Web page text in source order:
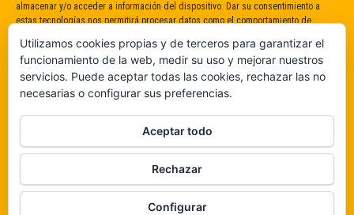
almacenar y/o acceder a información del dispositivo. Dar su consentimiento a
estas tecnologías nos permitirá procesar datos como el comportamiento de
consentimiento puede afectar negativamente a determinadas características y
funciones.
De ninguna manera
Veámos que hay aquí
WordPress |Tema:
Utilizamos cookies propias y de terceros para garantizar el
funcionamiento de la web, medir su uso y mejorar nuestros
servicios. Puede aceptar todas las cookies, rechazar las no
necesarias o configurar sus preferencias.
Aceptar todo
Rechazar
Configurar